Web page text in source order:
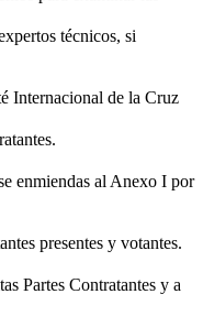
técnicos, si
Internacional de la Cruz
enmiendas al Anexo I por
presentes y votantes.
Partes Contratantes y a